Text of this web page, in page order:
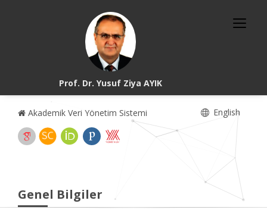
Prof. Dr. Yusuf Ziya AYIK
Akademik Veri Yönetim Sistemi English
Genel Bilgiler